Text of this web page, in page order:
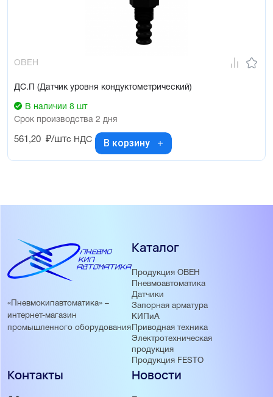
ОВЕН
ДС.П (Датчик уровня кондуктометрический)
В наличии 8 шт
Срок производства 2 дня
561,20 ₽/штс НДС В корзину
«Пневмокипавтоматика» –
интернет-магазин
промышленного оборудования
Каталог
Продукция ОВЕН
Пневмоавтоматика
Датчики
Запорная арматура
КИПиА
Приводная техника
Электротехническая
продукция
Продукция FESTO
Новости
Контакты